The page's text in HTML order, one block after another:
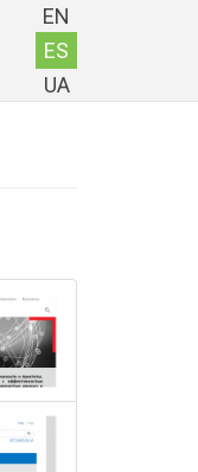
EN
ES
UA